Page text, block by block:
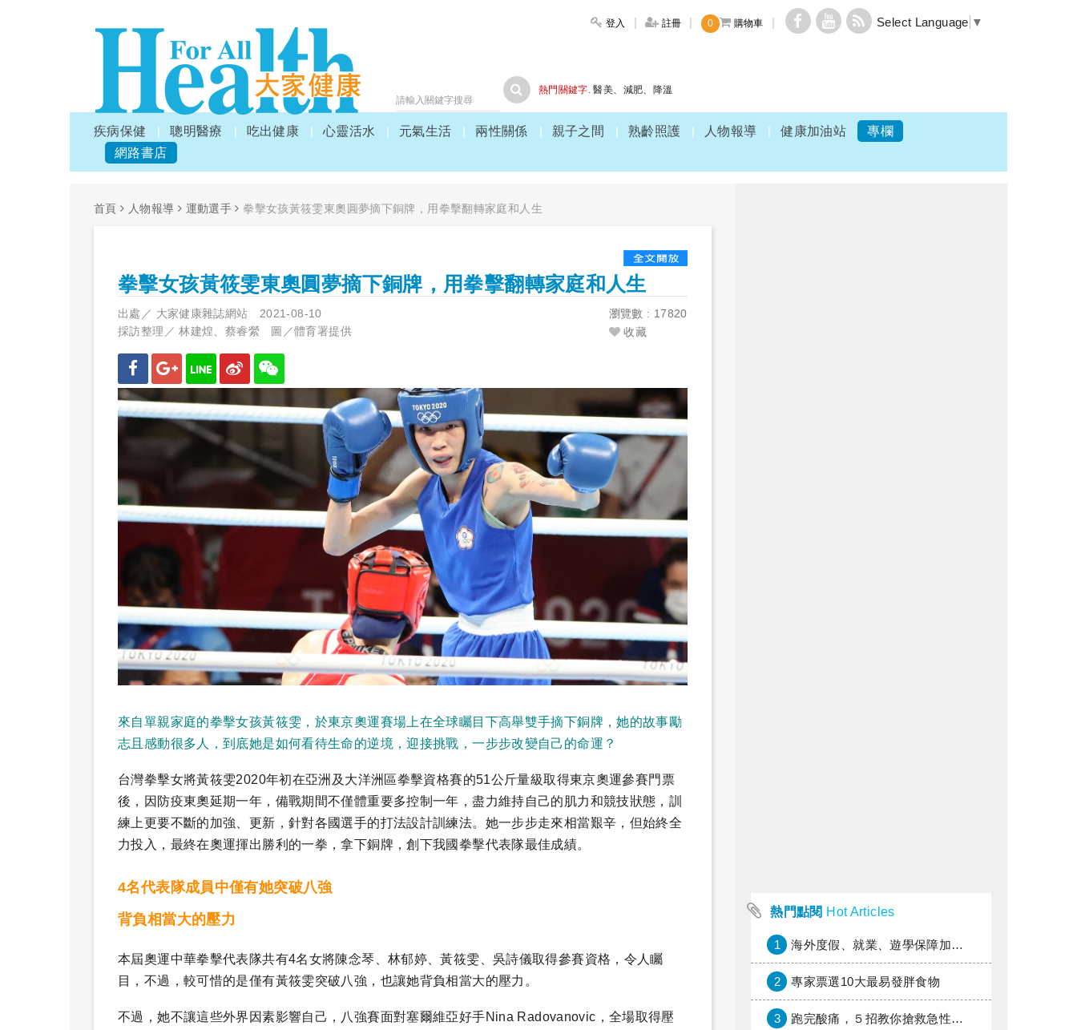
登入 註冊 0 購物車 Select Language ▼
熱門關鍵字. 醫美、 減肥、 降溫
疾病保健 聰明醫療 吃出健康 心靈活水 元氣生活 兩性關係 親子之間 熟齡照護 人物報導 健康加油站
專欄
網路書店
首頁 人物報導 運動選手 拳擊女孩黃筱雯東奧圓夢摘下銅牌，用拳擊翻轉家庭和人生
拳擊女孩黃筱雯東奧圓夢摘下銅牌，用拳擊翻轉家庭和人生
出處／ 大家健康雜誌網站 2021-08-10
採訪整理／ 林建煌、蔡睿縈 圖／體育署提供
瀏覽數 : 17820
收藏
來自單親家庭的拳擊女孩黃筱雯，於東京奧運賽場上在全球矚目下高舉雙手摘下銅牌，她的故事勵
志且感動很多人，到底她是如何看待生命的逆境，迎接挑戰，一步步改變自己的命運？
台灣拳擊女將黃筱雯2020年初在亞洲及大洋洲區拳擊資格賽的51公斤量級取得東京奧運參賽門票
後，因防疫東奧延期一年，備戰期間不僅體重要多控制一年，盡力維持自己的肌力和競技狀態，訓
練上更要不斷的加強、更新，針對各國選手的打法設計訓練法。她一步步走來相當艱辛，但始終全
力投入，最終在奧運揮出勝利的一拳，拿下銅牌，創下我國拳擊代表隊最佳成績。
4名代表隊成員中僅有她突破八強
背負相當大的壓力
本屆奧運中華拳擊代表隊共有4名女將陳念琴、林郁婷、黃筱雯、吳詩儀取得參賽資格，令人矚
目，不過，較可惜的是僅有黃筱雯突破八強，也讓她背負相當大的壓力。
不過，她不讓這些外界因素影響自己，八強賽面對塞爾維亞好手Nina Radovanovic，全場取得壓
熱門點閱 Hot Articles
1 海外度假、就業、遊學保障加倍，富邦產險「一期逐夢」專案加碼遠距醫療與緊急救援
2 專家票選10大最易發胖食物
3 跑完酸痛，５招教你搶救急性疼痛